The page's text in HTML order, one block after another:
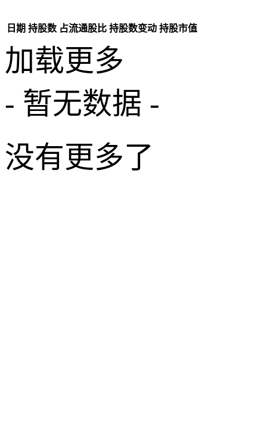
日期 持股数 占流通股比 持股数变动 持股市值
加载更多
- 暂无数据 -
没有更多了